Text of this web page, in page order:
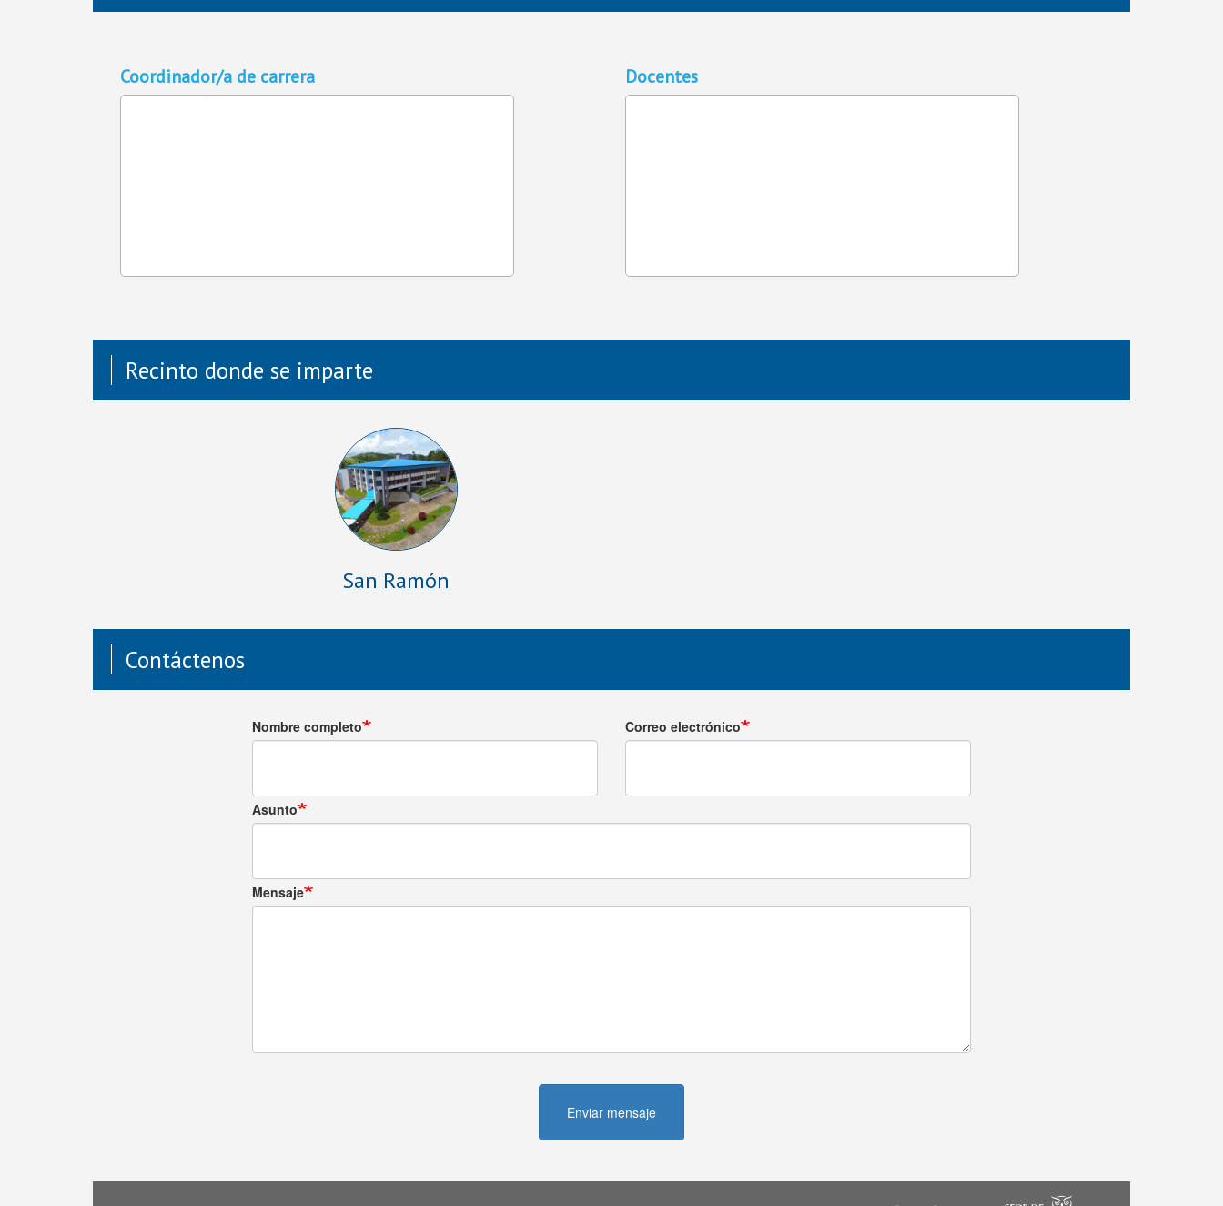
Coordinador/a de carrera Docentes
Recinto donde se imparte
San Ramón
Contáctenos
Nombre completo Correo electrónico
Asunto
Mensaje
Enviar mensaje